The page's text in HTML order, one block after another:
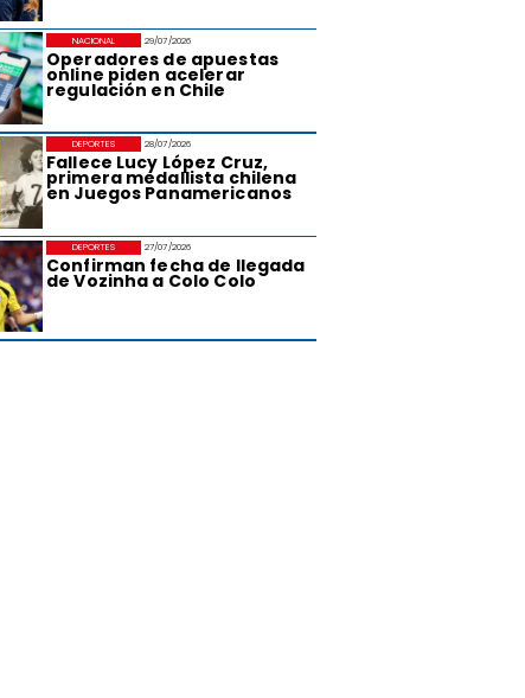
29/07/2026
Operadores de apuestas
online piden acelerar
regulación en Chile
NACIONAL
28/07/2026
Fallece Lucy López Cruz,
primera medallista chilena
en Juegos Panamericanos
DEPORTES
27/07/2026
Confirman fecha de llegada
de Vozinha a Colo Colo
DEPORTES